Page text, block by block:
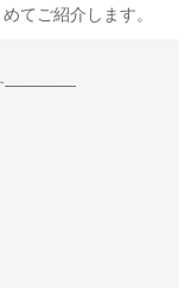
てご紹介します。